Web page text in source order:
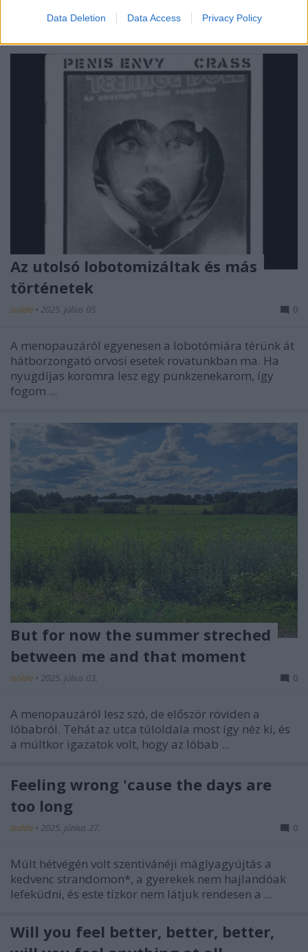
Data Deletion Data Access Privacy Policy
Az utolsó lobotomizáltak és más
történetek
isolde • 2025. július 05. 0
A menopauzáról egyenesen a lobotómiára térünk át
hátborzongató orvosi esetek rovatunkban ma. Ha
nyugdíjas koromra lesz egy punkzenekarom, így
fogom ...
But for now the summer streched
between me and that moment
isolde • 2025. július 03. 0
A menopauzáról lesz szó, de először röviden a
lóbabról. Tehát az utca túloldala most így néz ki, és
a múltkor igazatok volt, hogy az lóbab ...
Feeling wrong 'cause the days are
too long
isolde • 2025. június 27. 0
Múlt hétvégén volt szentivánéji máglyagyújtás a
kedvenc strandomon*, a gyerekek nem hajlandóak
lefeküdni, és este tízkor nem látjuk rendesen a ...
Will you feel better, better, better,